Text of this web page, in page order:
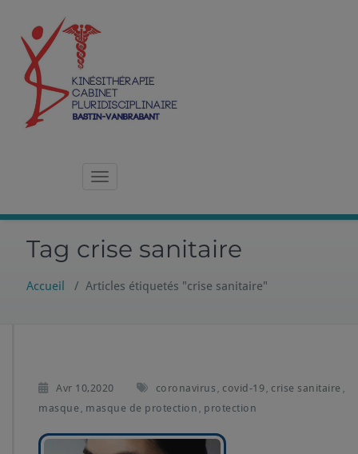
content
Toggle navigation
Tag crise sanitaire
Accueil / Articles étiquetés "crise sanitaire"
Avr 10,2020 coronavirus covid-19 crise sanitaire
masque masque de protection protection